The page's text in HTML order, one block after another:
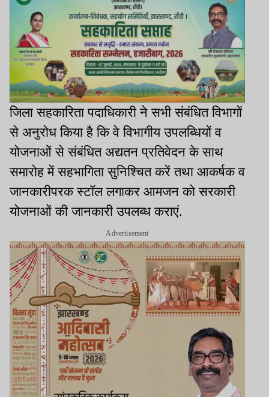
जिला सहकारिता पदाधिकारी ने सभी संबंधित विभागों
से अनुरोध किया है कि वे विभागीय उपलब्धियों व
योजनाओं से संबंधित अद्यतन प्रतिवेदन के साथ
समारोह में सहभागिता सुनिश्चित करें तथा आकर्षक व
जानकारीपरक स्टॉल लगाकर आमजन को सरकारी
योजनाओं की जानकारी उपलब्ध कराएं.
Advertisement